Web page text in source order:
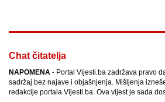
Chat čitatelja
NAPOMENA - Portal Vijesti.ba zadržava pravo
sadržaj bez najave i objašnjenja. Mišljenja
redakcije portala Vijesti.ba. Ova vijest je sada